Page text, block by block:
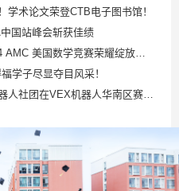
术论文荣登CTB电子图书馆！
国站峰会斩获佳绩
国数学竞赛荣耀绽放，佳绩斐然！
学子尽显夺目风采！
VEX机器人华南区赛上的精彩表现！